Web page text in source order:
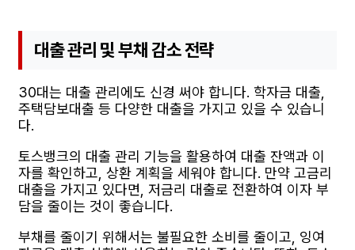
대출 관리 및 부채 감소 전략
30대는 대출 관리에도 신경 써야 합니다. 학자금 대출,
주택담보대출 등 다양한 대출을 가지고 있을 수 있습니
다.
토스뱅크의 대출 관리 기능을 활용하여 대출 잔액과 이
자를 확인하고, 상환 계획을 세워야 합니다. 만약 고금리
대출을 가지고 있다면, 저금리 대출로 전환하여 이자 부
담을 줄이는 것이 좋습니다.
부채를 줄이기 위해서는 불필요한 소비를 줄이고, 잉여